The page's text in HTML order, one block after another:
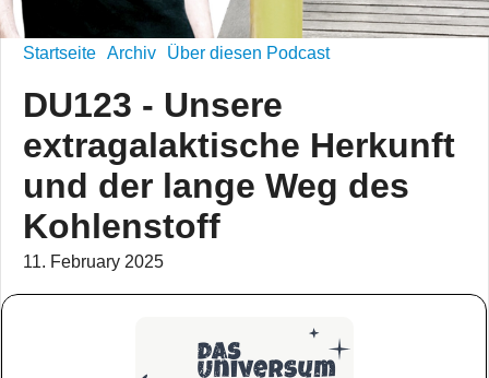
Startseite Archiv Über diesen Podcast
DU123 - Unsere
extragalaktische Herkunft
und der lange Weg des
Kohlenstoff
11. February 2025